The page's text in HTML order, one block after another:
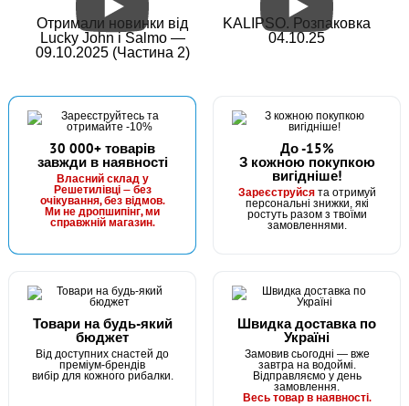
Отримали новинки від
Lucky John і Salmo —
09.10.2025 (Частина 2)
KALIPSO. Розпаковка
04.10.25
30 000+ товарів
завжди в наявності
Власний склад у
Решетилівці — без
очікування, без відмов.
Ми не дропшипінг, ми
справжній магазин.
До -15%
З кожною покупкою
вигідніше!
Зареєструйсята отримуй
персональні знижки, які
ростуть разом з твоїми
замовленнями.
Товари на будь-який
бюджет
Від доступних снастей до
преміум-брендів
вибір для кожного рибалки.
Швидка доставка по
Україні
Замовив сьогодні — вже
завтра на водоймі.
Відправляємо у день
замовлення.
Весь товар в наявності.